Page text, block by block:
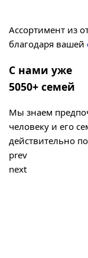
Ассортимент из
благодаря вашей
С нами уже
5050+ семей
Мы знаем
человеку и его
действительно
prev
next